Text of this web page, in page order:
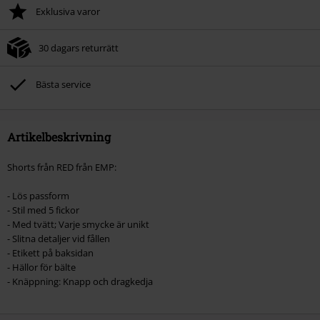
Exklusiva varor
30 dagars returrätt
Bästa service
Artikelbeskrivning
Shorts från RED från EMP:
- Lös passform
- Stil med 5 fickor
- Med tvätt; Varje smycke är unikt
- Slitna detaljer vid fållen
- Etikett på baksidan
- Hällor för bälte
- Knäppning: Knapp och dragkedja